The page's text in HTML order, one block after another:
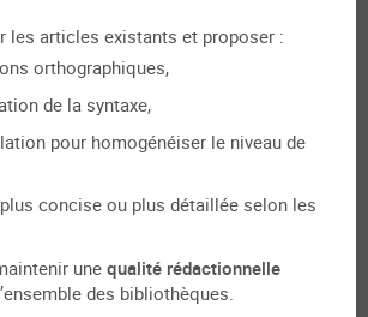
les articles existants et proposer :
orthographiques,
de la syntaxe,
pour homogénéiser le niveau de
concise ou plus détaillée selon les
une qualité rédactionnelle
des bibliothèques.